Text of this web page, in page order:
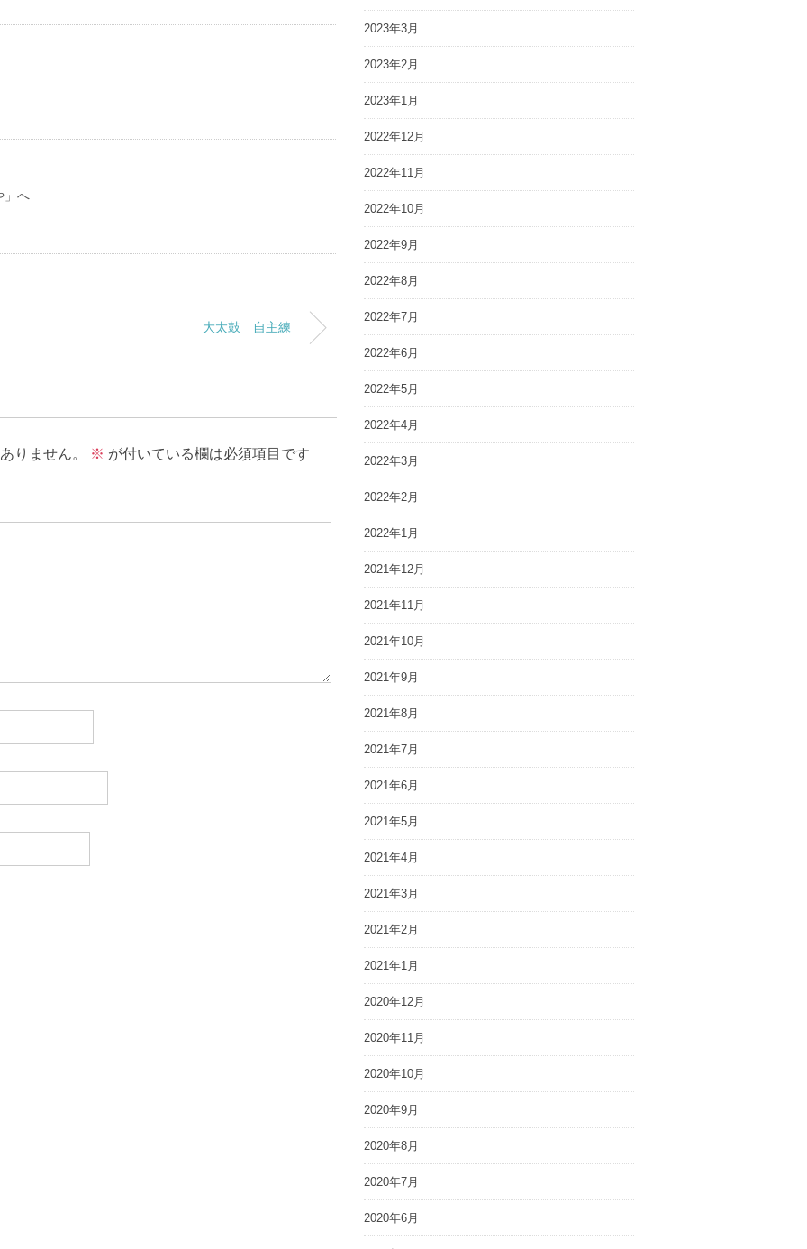
」へ
大太鼓 自主練
りません。 ※ が付いている欄は必須項目です
2023年3月
2023年2月
2023年1月
2022年12月
2022年11月
2022年10月
2022年9月
2022年8月
2022年7月
2022年6月
2022年5月
2022年4月
2022年3月
2022年2月
2022年1月
2021年12月
2021年11月
2021年10月
2021年9月
2021年8月
2021年7月
2021年6月
2021年5月
2021年4月
2021年3月
2021年2月
2021年1月
2020年12月
2020年11月
2020年10月
2020年9月
2020年8月
2020年7月
2020年6月